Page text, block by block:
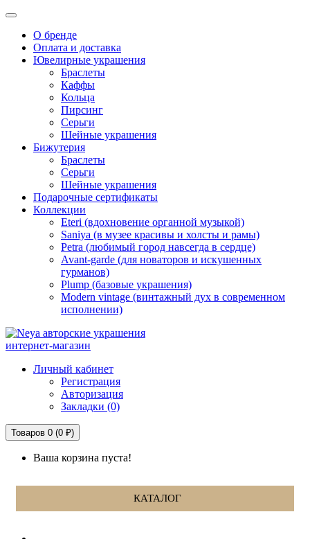
О бренде
Оплата и доставка
Ювелирные украшения
Браслеты
Каффы
Кольца
Пирсинг
Серьги
Шейные украшения
Бижутерия
Браслеты
Серьги
Шейные украшения
Подарочные сертификаты
Коллекции
Eteri (вдохновение органной музыкой)
Saniya (в музее красивы и холсты и рамы)
Petra (любимый город навсегда в сердце)
Avant-garde (для новаторов и искушенных
гурманов)
Plump (базовые украшения)
Modern vintage (винтажный дух в современном
исполнении)
авторские украшения
интернет-магазин
Личный кабинет
Регистрация
Авторизация
Закладки (0)
Товаров 0 (0 ₽)
Ваша корзина пуста!
КАТАЛОГ